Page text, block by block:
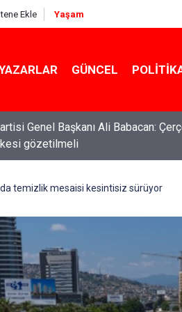
Ekle Yaşam
GÜNCEL
Genel Başkanı Ali Babacan:
gözetilmeli
temizlik mesaisi kesintisiz sürüyor